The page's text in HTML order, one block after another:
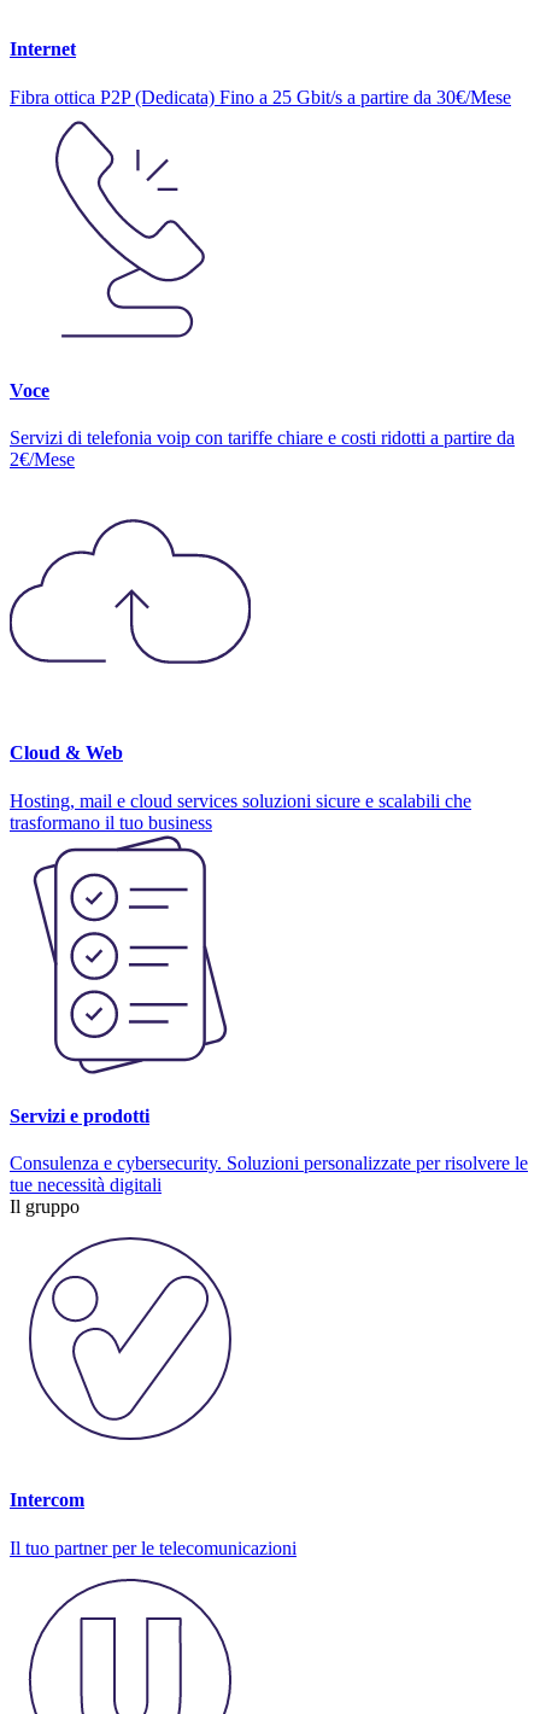
Internet
Fibra ottica P2P (Dedicata) Fino a 25 Gbit/s a partire da 30€/Mese
Voce
Servizi di telefonia voip con tariffe chiare e costi ridotti a partire da
2€/Mese
Cloud & Web
Hosting, mail e cloud services soluzioni sicure e scalabili che
trasformano il tuo business
Servizi e prodotti
Consulenza e cybersecurity. Soluzioni personalizzate per risolvere le
tue necessità digitali
Il gruppo
Intercom
Il tuo partner per le telecomunicazioni